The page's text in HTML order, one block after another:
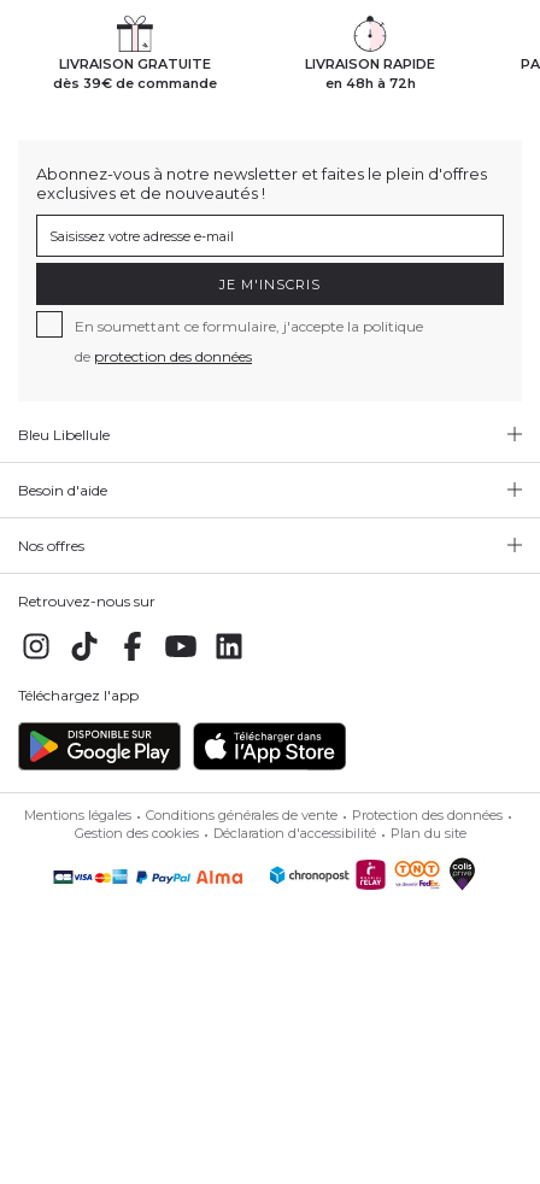
LIVRAISON GRATUITE
dès 39€ de commande
LIVRAISON RAPIDE
en 48h à 72h
Abonnez-vous à notre newsletter et faites le plein d'offres
exclusives et de nouveautés !
JE M'INSCRIS
En soumettant ce formulaire, j'accepte la politique
de protection des données
Bleu Libellule
Besoin d'aide
Nos offres
Retrouvez-nous sur
Téléchargez l'app
Mentions légales Conditions générales de vente
Protection des données
Gestion des cookies
Déclaration d'accessibilité Plan du site